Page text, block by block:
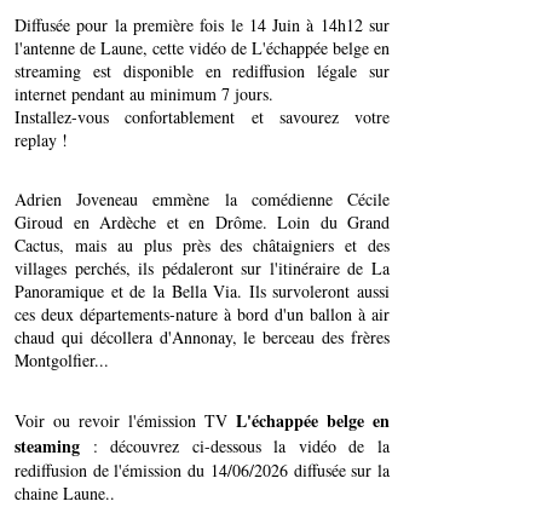
Diffusée pour la première fois le 14 Juin à 14h12 sur
l'antenne de Laune, cette vidéo de L'échappée belge en
streaming est disponible en rediffusion légale sur
internet pendant au minimum 7 jours.
Installez-vous confortablement et savourez votre
replay !
Adrien Joveneau emmène la comédienne Cécile
Giroud en Ardèche et en Drôme. Loin du Grand
Cactus, mais au plus près des châtaigniers et des
villages perchés, ils pédaleront sur l'itinéraire de La
Panoramique et de la Bella Via. Ils survoleront aussi
ces deux départements-nature à bord d'un ballon à air
chaud qui décollera d'Annonay, le berceau des frères
Montgolfier...
Voir ou revoir l'émission TV L'échappée belge en
steaming : découvrez ci-dessous la vidéo de la
rediffusion de l'émission du 14/06/2026 diffusée sur la
chaine Laune..